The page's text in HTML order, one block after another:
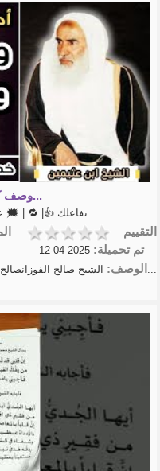
وصف كامل لأحوال الن...
تفاعلك 👍| 🔁 | 🗯 على الفيديو يساهم في نشره ع...
التقييم
تم تحميلة: 2025-04-12
الوصف: الشيخ صالح الفوزانصالح ا...